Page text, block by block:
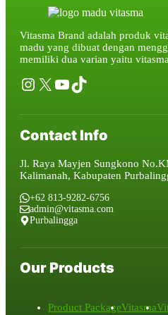
Vitasma Brand adalah produk
madu yang dibuat dengan
memiliki dua varian yaitu
Instagram
X YouTube
TikTok
Contact Info
Jl. Raya Mayjen Sungkono
Kalimanah, Kabupaten
+62 813-9282-6756
admin@vitasma.com
Purbalingga
Our Products
Product PackageVitasma